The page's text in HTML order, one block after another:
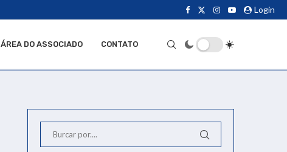
Login
ÁREA DO ASSOCIADO CONTATO